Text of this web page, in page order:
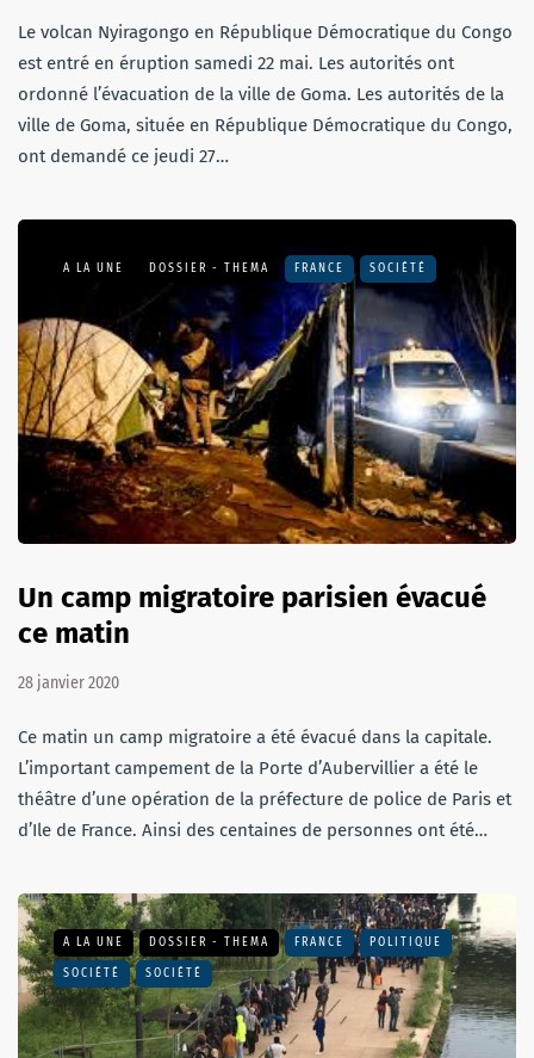
Le volcan Nyiragongo en République Démocratique du Congo
est entré en éruption samedi 22 mai. Les autorités ont
ordonné l’évacuation de la ville de Goma. Les autorités de la
ville de Goma, située en République Démocratique du Congo,
ont demandé ce jeudi 27…
A LA UNE DOSSIER - THEMA FRANCE SOCIÉTÉ
Un camp migratoire parisien évacué
ce matin
28 janvier 2020
Ce matin un camp migratoire a été évacué dans la capitale.
L’important campement de la Porte d’Aubervillier a été le
théâtre d’une opération de la préfecture de police de Paris et
d’Ile de France. Ainsi des centaines de personnes ont été…
A LA UNE DOSSIER - THEMA FRANCE POLITIQUE
SOCIÉTÉ SOCIÉTÉ